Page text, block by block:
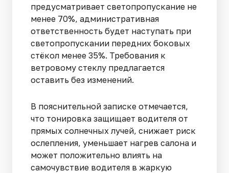
предусматривает светопропускание не
менее 70%, административная
ответственность будет наступать при
светопропускании передних боковых
стёкол менее 35%. Требования к
ветровому стеклу предлагается
оставить без изменений.
В пояснительной записке отмечается,
что тонировка защищает водителя от
прямых солнечных лучей, снижает риск
ослепления, уменьшает нагрев салона и
может положительно влиять на
самочувствие водителя в жаркую